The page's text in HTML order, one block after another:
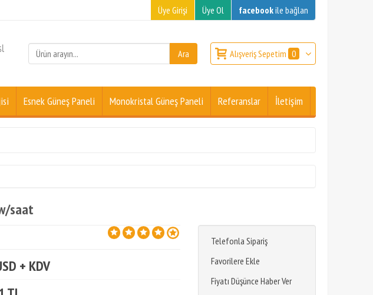
Üye Girişi Üye Ol facebookile bağlan
Alışveriş Sepetim 0
Esnek Güneş Paneli Monokristal Güneş Paneli Referanslar İletişim
saat
Telefonla Sipariş
Favorilere Ekle
Fiyatı Düşünce Haber Ver
+ KDV